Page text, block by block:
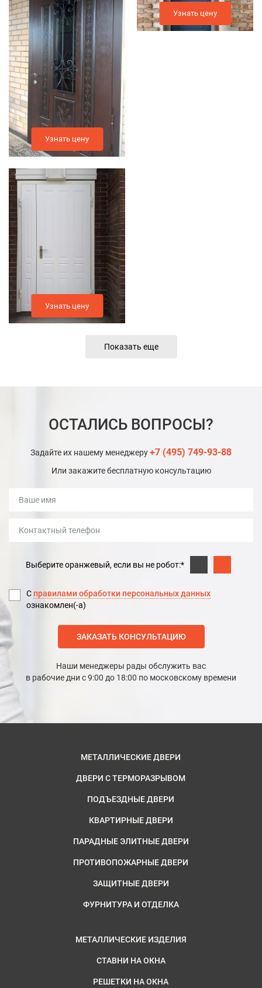
Узнать цену
Узнать цену
Узнать цену
Показать еще
ОСТАЛИСЬ ВОПРОСЫ?
Задайте их нашему менеджеру+7 (495) 749-93-88
Или закажите бесплатную консультацию
Выберите оранжевый, если вы не робот:*
С правилами обработки персональных данных
ознакомлен(-а)
ЗАКАЗАТЬ КОНСУЛЬТАЦИЮ
Наши менеджеры рады обслужить вас
в рабочие дни с 9:00 до 18:00 по московскому времени
МЕТАЛЛИЧЕСКИЕ ДВЕРИ
ДВЕРИ С ТЕРМОРАЗРЫВОМ
ПОДЪЕЗДНЫЕ ДВЕРИ
КВАРТИРНЫЕ ДВЕРИ
ПАРАДНЫЕ ЭЛИТНЫЕ ДВЕРИ
ПРОТИВОПОЖАРНЫЕ ДВЕРИ
ЗАЩИТНЫЕ ДВЕРИ
ФУРНИТУРА И ОТДЕЛКА
МЕТАЛЛИЧЕСКИЕ ИЗДЕЛИЯ
СТАВНИ НА ОКНА
РЕШЕТКИ НА ОКНА